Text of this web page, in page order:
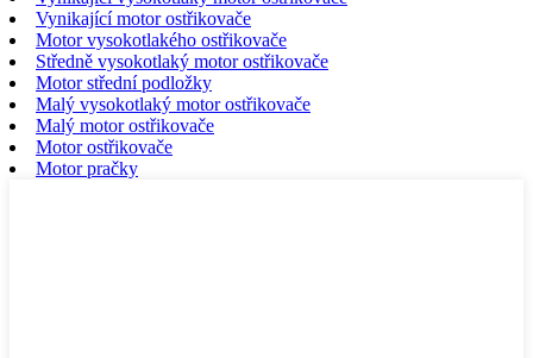
Vynikající motor ostřikovače
Motor vysokotlakého ostřikovače
Středně vysokotlaký motor ostřikovače
Motor střední podložky
Malý vysokotlaký motor ostřikovače
Malý motor ostřikovače
Motor ostřikovače
Motor pračky